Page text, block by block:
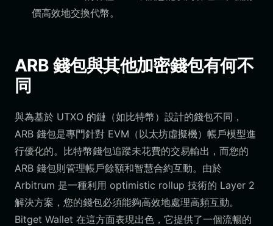
價高效地交換代幣。
ARB 錢包與其他加密錢包有何不
同
與為基於 UTXO 的鏈（如比特幣）設計的錢包不同，
ARB 錢包是專門針對 EVM（以太坊虛擬機）帳戶模型進
行優化的。比特幣錢包追蹤未花費的交易輸出，而您的
ARB 錢包則管理帳戶餘額和智慧合約互動。由於
Arbitrum 是一種利用 optimistic rollup 技術的 Layer 2
解決方案，您的錢包必須能夠高效地處理高頻互動。
Bitget Wallet 在這方面表現出色，它提供了一個流暢的